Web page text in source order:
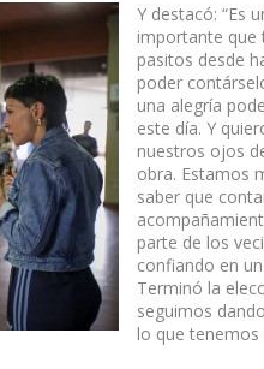
Y destacó: “Es
importante que
pasitos desde
poder
una alegría
este día. Y
nuestros ojos
obra. Estamos
saber que
parte de los
confiando en
Terminó la
seguimos
lo que